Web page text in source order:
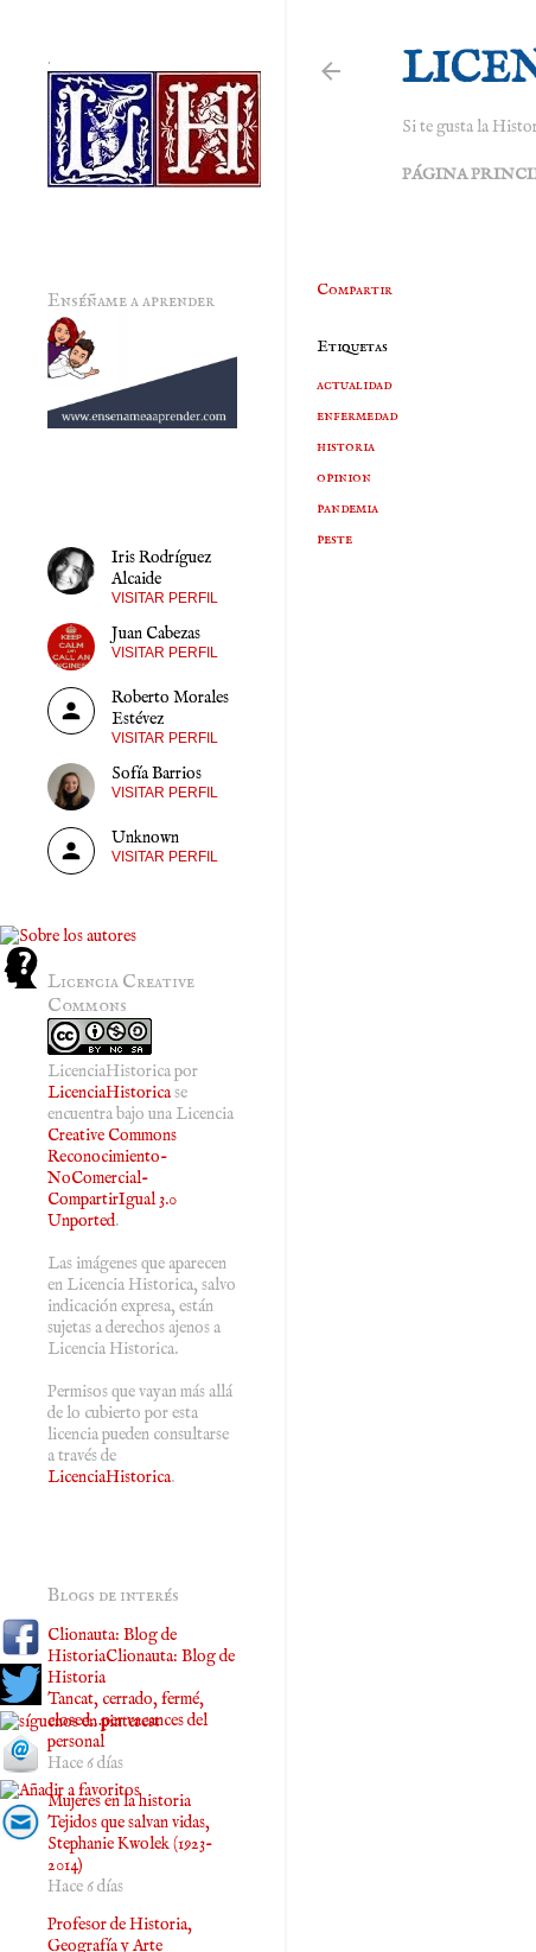
Si te gusta la
PÁGINA
Compartir
Etiquetas
actualidad
enfermedad
historia
opinion
pandemia
peste
.
Enséñame a aprender
Iris Rodríguez
Alcaide
VISITAR PERFIL
Juan Cabezas
VISITAR PERFIL
Roberto Morales
Estévez
VISITAR PERFIL
Sofía Barrios
VISITAR PERFIL
Unknown
VISITAR PERFIL
Licencia Creative
Commons
LicenciaHistoricapor
LicenciaHistoricase
encuentra bajo una Licencia
Creative Commons
Reconocimiento-
NoComercial-
CompartirIgual 3.0
Unported.
Las imágenes que aparecen
en Licencia Historica, salvo
indicación expresa, están
sujetas a derechos ajenos a
Licencia Historica.
Permisos que vayan más allá
de lo cubierto por esta
licencia pueden consultarse
a través de
LicenciaHistorica.
Blogs de interés
Clionauta: Blog de
HistoriaClionauta: Blog de
Historia
Tancat, cerrado, fermé,
closed…per vacances del
personal
Hace 6 días
Mujeres en la historia
Tejidos que salvan vidas,
Stephanie Kwolek (1923-
2014)
Hace 6 días
Profesor de Historia,
Geografía y Arte